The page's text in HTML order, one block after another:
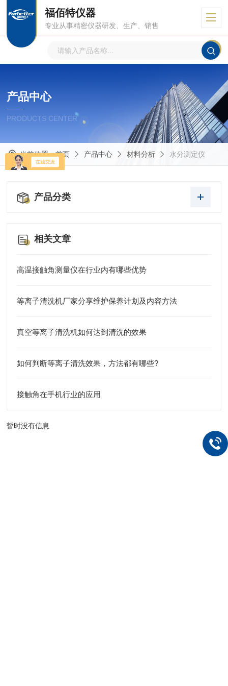
福佰特仪器
专业从事精密仪器研发、生产、销售
产品中心
PRODUCTS CENTER
当前位置：首页 产品中心 材料分析 水分测定仪
产品分类
相关文章
高温接触角测量仪在行业内有哪些优势
等离子清洗机厂家分享维护保养计划及内容方法
真空等离子清洗机如何达到清洗的效果
如何判断等离子清洗效果，方法都有哪些?
接触角在手机行业的应用
暂时没有信息